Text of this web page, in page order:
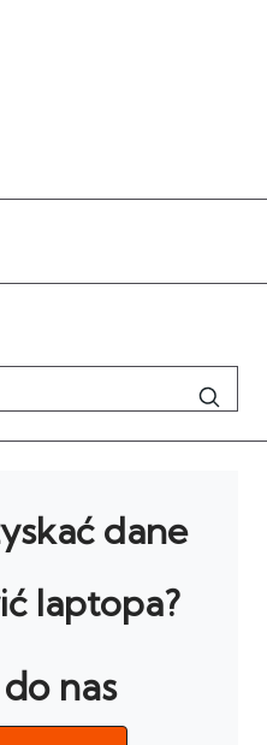
dane
laptopa?
nas